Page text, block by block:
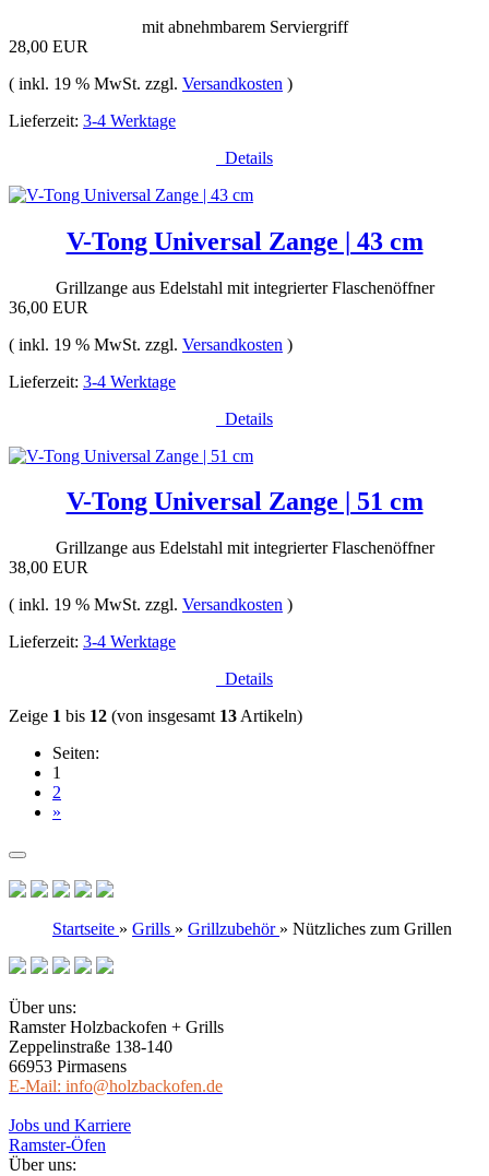
mit abnehmbarem Serviergriff
28,00 EUR
( inkl. 19 % MwSt. zzgl. Versandkosten )
Lieferzeit: 3-4 Werktage
Details
V-Tong Universal Zange | 43 cm
Grillzange aus Edelstahl mit integrierter Flaschenöffner
36,00 EUR
( inkl. 19 % MwSt. zzgl. Versandkosten )
Lieferzeit: 3-4 Werktage
Details
V-Tong Universal Zange | 51 cm
Grillzange aus Edelstahl mit integrierter Flaschenöffner
38,00 EUR
( inkl. 19 % MwSt. zzgl. Versandkosten )
Lieferzeit: 3-4 Werktage
Details
Zeige 1 bis 12 (von insgesamt 13 Artikeln)
Seiten:
1
2
»
Startseite » Grills » Grillzubehör » Nützliches zum Grillen
Über uns:
Ramster Holzbackofen + Grills
Zeppelinstraße 138-140
66953 Pirmasens
E-Mail: info@holzbackofen.de
Jobs und Karriere
Ramster-Öfen
Über uns: